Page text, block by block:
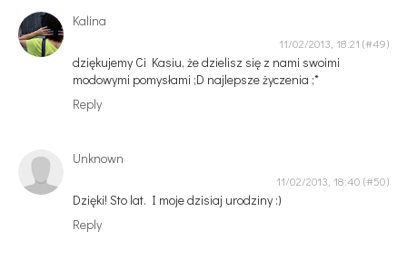
Kalina
11/02/2013, 18:21
dziękujemy Ci Kasiu, że dzielisz się z nami swoimi
modowymi pomysłami ;D najlepsze życzenia ;*
Reply
Unknown
11/02/2013, 18:40
Dzięki! Sto lat. I moje dzisiaj urodziny :)
Reply